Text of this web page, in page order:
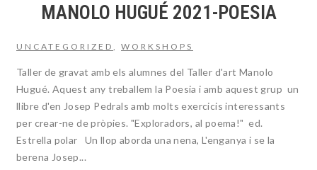
MANOLO HUGUÉ 2021-POESIA
UNCATEGORIZED , WORKSHOPS
Taller de gravat amb els alumnes del Taller d'art Manolo
Hugué. Aquest any treballem la Poesia i amb aquest grup un
llibre d'en Josep Pedrals amb molts exercicis interessants
per crear-ne de pròpies. "Exploradors, al poema!" ed.
Estrella polar Un llop aborda una nena, L'enganya i se la
berena Josep...